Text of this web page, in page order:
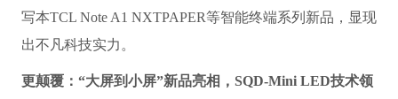
写本TCL Note A1 NXTPAPER等智能终端系列新品，显现
出不凡科技实力。
更颠覆：“大屏到小屏”新品亮相，SQD-Mini LED技术领